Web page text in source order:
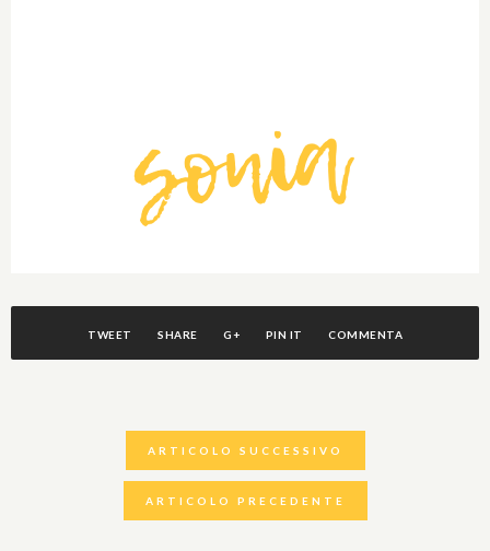
TWEET SHARE G+ PIN IT COMMENTA
ARTICOLO SUCCESSIVO
ARTICOLO PRECEDENTE